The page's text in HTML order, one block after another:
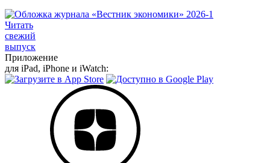
Читать
свежий
выпуск
Приложение
для iPad, iPhone и iWatch: